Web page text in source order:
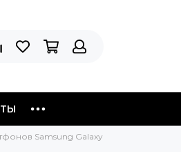
Samsung Galaxy